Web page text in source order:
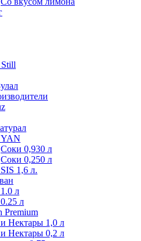
Соки 0,930 л
Соки 0,250 л
1,6 л.
л
л
Premium
Нектары 1,0 л
Нектары 0,2 л